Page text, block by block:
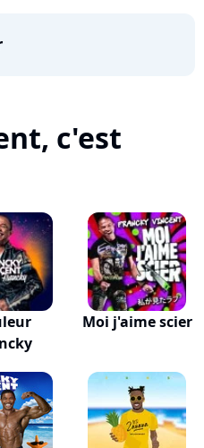
c'est
Moi j'aime scier